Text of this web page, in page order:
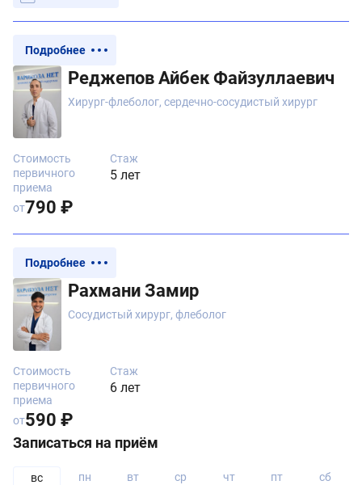
Подробнее
Реджепов Айбек Файзуллаевич
Хирург-флеболог, сердечно-сосудистый хирург
Стаж
5 лет
Стоимость
первичного
приема
от790 ₽
Подробнее
Рахмани Замир
Сосудистый хирург, флеболог
Стаж
6 лет
Стоимость
первичного
приема
от590 ₽
Записаться на приём
вс пн вт ср чт пт сб